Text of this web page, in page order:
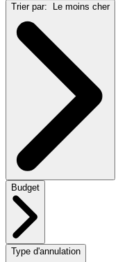
Trier par:
Le moins cher
Budget
Type d'annulation